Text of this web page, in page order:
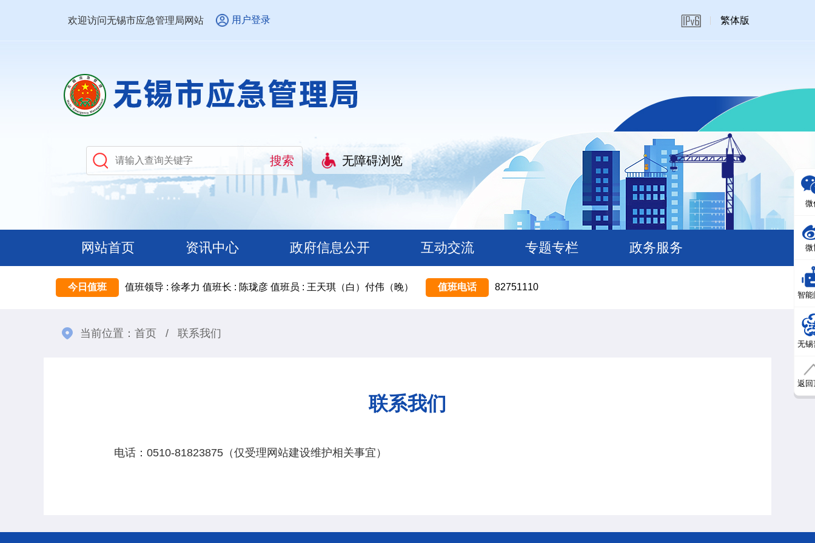
欢迎访问无锡市应急管理局网站 用户登录 繁体版
无障碍浏览
网站首页 资讯中心 政府信息公开 互动交流 专题专栏 政务服务
今日值班 值班领导 : 徐孝力 值班长 : 陈珑彦 值班员 : 王天琪（白）付伟（晚） 值班电话 82751110
当前位置： 首页 / 联系我们
联系我们
电话：0510-81823875（仅受理网站建设维护相关事宜）
微
微
智能
无锡
返回